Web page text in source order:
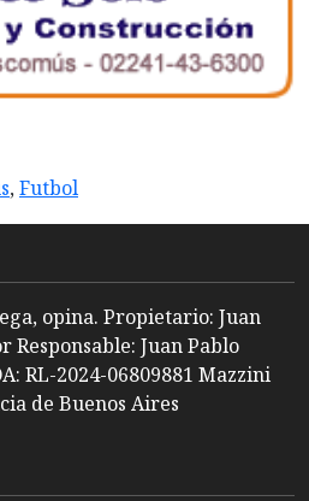
,Futbol
opina. Propietario: Juan
Responsable: Juan Pablo
RL-2024-06809881 Mazzini
de Buenos Aires